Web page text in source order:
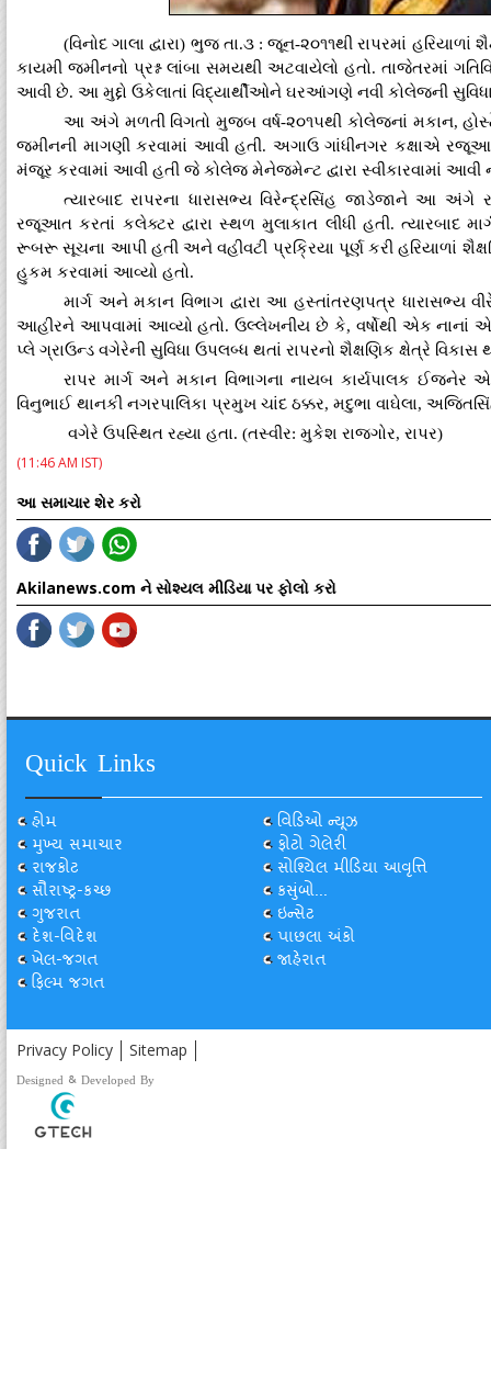
(વિનોદ ગાલા દ્વારા) ભુજ તા.૩ : જૂન-૨૦૧૧થી રાપરમાં
કાયમી જમીનનો પ્રશ્ન લાંબા સમયથી અટવાયેલો હતો. તાજેતરમાં
આવી છે. આ મુદ્દો ઉકેલાતાં વિદ્યાર્થીઓને ઘરઆંગણે નવી કોલેજની
આ અંગે મળતી વિગતો મુજબ વર્ષ-૨૦૧૫થી કોલેજનાં મકાન,
જમીનની માગણી કરવામાં આવી હતી. અગાઉ ગાંધીનગર કક્ષાએ
મંજૂર કરવામાં આવી હતી જે કોલેજ મેનેજમેન્ટ દ્વારા સ્વીકારવામાં આવી
ત્યારબાદ રાપરના ધારાસભ્ય વિરેન્દ્રસિંહ જાડેજાને
રજૂઆત કરતાં કલેક્ટર દ્વારા સ્થળ મુલાકાત લીધી હતી.
રૂબરૂ સૂચના આપી હતી અને વહીવટી પ્રક્રિયા પૂર્ણ કરી હરિયાળાં
હુકમ કરવામાં આવ્યો હતો.
માર્ગ અને મકાન વિભાગ દ્વારા આ હસ્તાંતરણપત્ર ધારાસભ્ય
આહીરને આપવામાં આવ્યો હતો. ઉલ્લેખનીય છે કે, વર્ષોથી એક નાનાં
પ્લે ગ્રાઉન્ડ વગેરેની સુવિધા ઉપલબ્ધ થતાં રાપરનો શૈક્ષણિક ક્ષેત્રે
રાપર માર્ગ અને મકાન વિભાગના નાયબ કાર્યપાલક ઈજનેર
વિનુભાઈ થાનકી નગરપાલિકા પ્રમુખ ચાંદ ઠક્કર, મદુભા વાઘેલા,
વગેરે ઉપસ્થિત રહ્યા હતા. (તસ્વીર: મુકેશ રાજગોર, રાપર)
(11:46 AM IST)
આ સમાચાર શેર કરો
Akilanews.com ને સોશ્યલ મીડિયા પર ફોલો કરો
Quick Links
હોમ
મુખ્ય સમાચાર
રાજકોટ
સૌરાષ્ટ્ર-કચ્છ
ગુજરાત
દેશ-વિદેશ
ખેલ-જગત
ફિલ્મ જગત
વિડિઓ ન્યૂઝ
ફોટો ગેલેરી
સોશ્યિલ મીડિયા આવૃત્તિ
કસુંબો...
ઇન્સેટ
પાછલા અંકો
જાહેરાત
Privacy Policy Sitemap
Designed & Developed By